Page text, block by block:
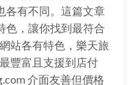
各有不同。這篇文章
色，讓你找到最符合
站各有特色，樂天旅
豐富且支援到店付
介面友善但價格